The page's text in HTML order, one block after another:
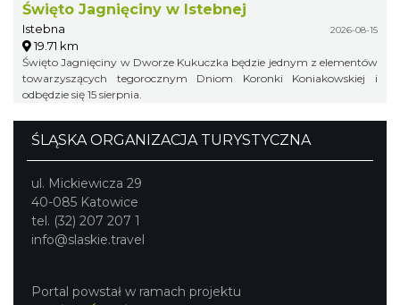
Święto Jagnięciny w Istebnej
Istebna 2026-08-15
19.71 km
Święto Jagnięciny w Dworze Kukuczka będzie jednym z elementów
towarzyszących tegorocznym Dniom Koronki Koniakowskiej i
odbędzie się 15 sierpnia.
ŚLĄSKA ORGANIZACJA TURYSTYCZNA
ul. Mickiewicza 29
40-085 Katowice
tel. (32) 207 207 1
info@slaskie.travel
Portal powstał w ramach projektu